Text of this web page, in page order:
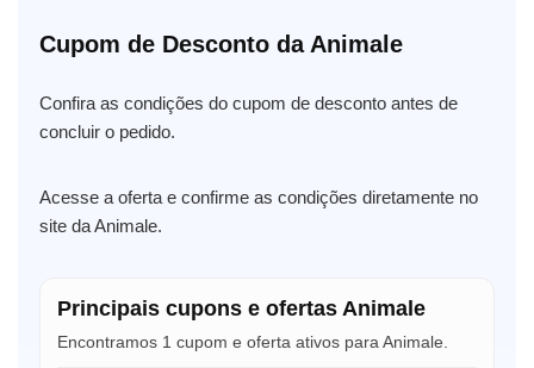
Cupom de Desconto da Animale
Confira as condições do cupom de desconto antes de
concluir o pedido.
Acesse a oferta e confirme as condições diretamente no
site da Animale.
Principais cupons e ofertas Animale
Encontramos 1 cupom e oferta ativos para Animale.